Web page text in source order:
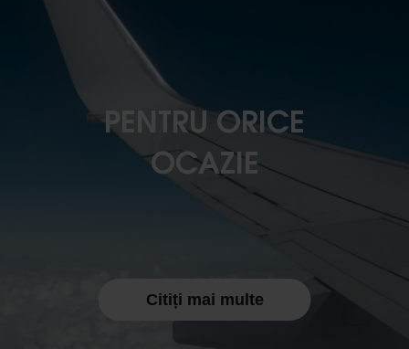
PENTRU ORICE
OCAZIE
Citiți mai multe